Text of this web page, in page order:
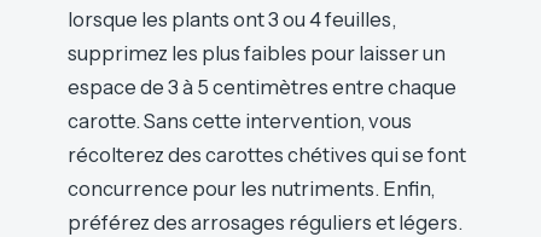
lorsque les plants ont 3 ou 4 feuilles,
supprimez les plus faibles pour laisser un
espace de 3 à 5 centimètres entre chaque
carotte. Sans cette intervention, vous
récolterez des carottes chétives qui se font
concurrence pour les nutriments. Enfin,
préférez des arrosages réguliers et légers.